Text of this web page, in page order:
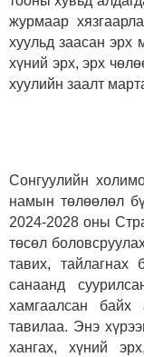
журмаар
хуульд заасан эрх
хүний эрх, эрх
хуулийн заалт
Сонгуулийн
намын төлөөлөл
2024-2028 оны
төсөл
тавих,
санаанд
хамгаалсан байх
тавилаа. Энэ
хангах, хүний